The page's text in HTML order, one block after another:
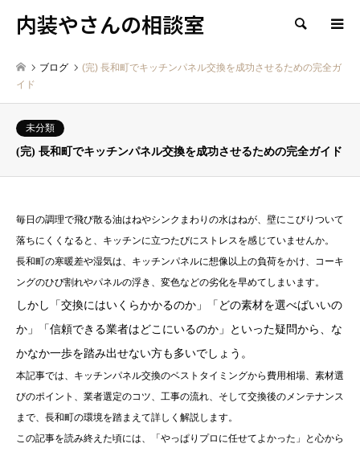
内装やさんの相談室 検索
ブログ
(完) 長和町でキッチンパネル交換を成功させるための完全ガ
イド
未分類
(完) 長和町でキッチンパネル交換を成功させるための完全ガイド
毎日の調理で飛び散る油はねやシンクまわりの水はねが、壁にこびりついて
落ちにくくなると、キッチンに立つたびにストレスを感じていませんか。
長和町の寒暖差や湿気は、キッチンパネルに想像以上の負荷をかけ、コーキ
ングのひび割れやパネルの浮き、変色などの劣化を早めてしまいます。
しかし「交換にはいくらかかるのか」「どの素材を選べばいいの
か」「信頼できる業者はどこにいるのか」といった疑問から、な
かなか一歩を踏み出せない方も多いでしょう。
本記事では、キッチンパネル交換のベストタイミングから費用相場、素材選
びのポイント、業者選定のコツ、工事の流れ、そして交換後のメンテナンス
まで、長和町の環境を踏まえて詳しく解説します。
この記事を読み終えた頃には、「やっぱりプロに任せてよかった」と心から